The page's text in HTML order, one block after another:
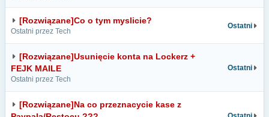
[Rozwiązane]Co o tym myslicie?
Ostatni przez Tech
Ostatni
[Rozwiązane]Usunięcie konta na Lockerz +
FEJK MAILE
Ostatni przez Tech
Ostatni
[Rozwiązane]Na co przeznacycie kase z